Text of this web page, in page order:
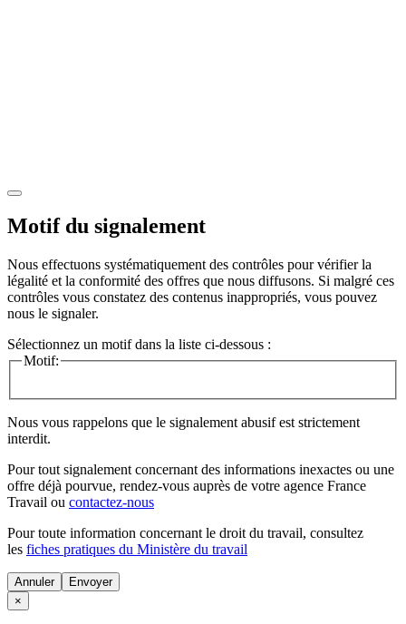
Motif du signalement
Nous effectuons systématiquement des contrôles pour vérifier la
légalité et la conformité des offres que nous diffusons. Si malgré ces
contrôles vous constatez des contenus inappropriés, vous pouvez
nous le signaler.
Sélectionnez un motif dans la liste ci-dessous :
Motif:
Nous vous rappelons que le signalement abusif est strictement
interdit.
Pour tout signalement concernant des informations inexactes ou une
offre déjà pourvue, rendez-vous auprès de votre agence France
Travail ou contactez-nous
Pour toute information concernant le droit du travail, consultez
les fiches pratiques du Ministère du travail
Annuler
×